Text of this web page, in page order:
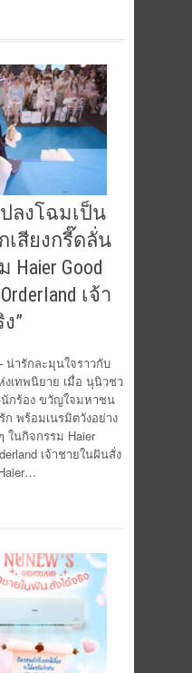
ลงโฉมเป็น
เสียงกรี๊ดลั่น
Good
เจ้า
”
น่ารักละมุนใจราวกับ
งเทพนิยาย เมื่อ นุนิวชว
นักร้อง ขวัญใจมหาชน
พร้อมเนรมิตวังอย่าง
ในกิจกรรม Haier
เจ้าชายในฝันสั่ง